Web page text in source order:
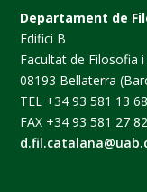
Departament de
Edifici B
Facultat de Filosofia
08193 Bellaterra
TEL +34 93 581 13 68
FAX +34 93 581 27 82